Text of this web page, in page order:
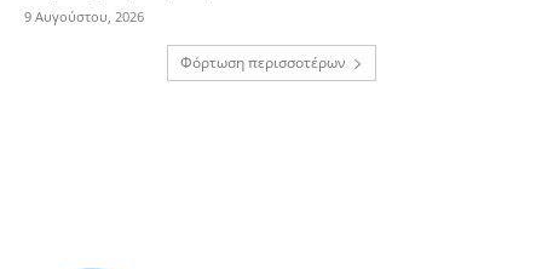
9 Αυγούστου, 2026
Φόρτωση περισσοτέρων